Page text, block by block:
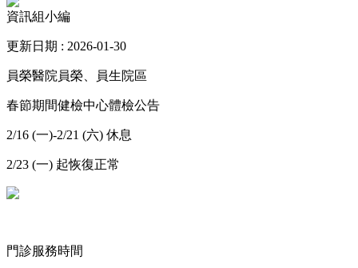
資訊組小編
更新日期 : 2026-01-30
員榮醫院員榮、員生院區
春節期間健檢中心體檢公告
2/16 (一)-2/21 (六) 休息
2/23 (一) 起恢復正常
門診服務時間